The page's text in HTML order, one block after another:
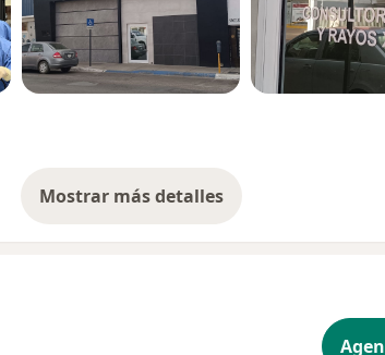
Mostrar más detalles
sobre la experiencia